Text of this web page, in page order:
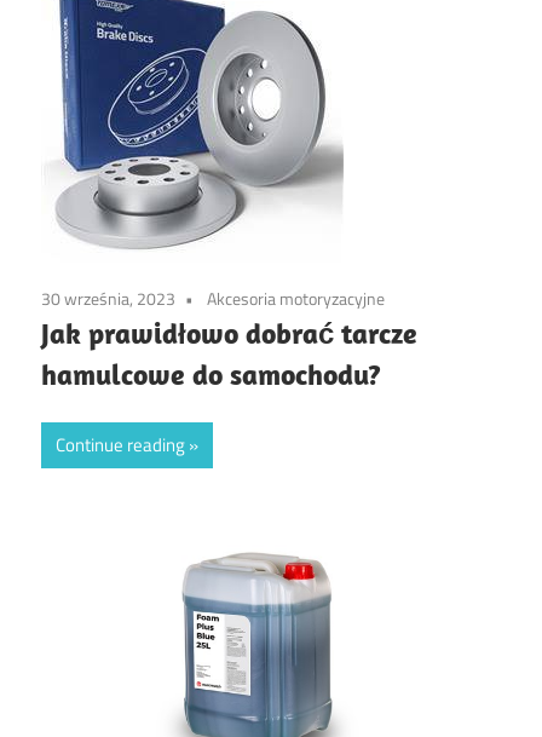
30 września, 2023 Akcesoria motoryzacyjne
Jak prawidłowo dobrać tarcze
hamulcowe do samochodu?
Continue reading